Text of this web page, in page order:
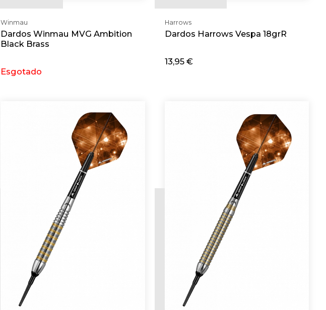
Winmau
Dardos Winmau MVG Ambition
Black Brass
Esgotado
Harrows
Dardos Harrows Vespa 18grR
13,95 €